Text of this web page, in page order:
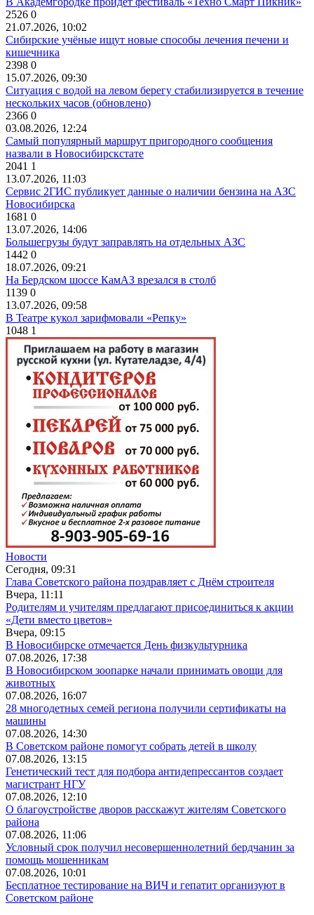
2526 0
21.07.2026, 10:02
Сибирские учёные ищут новые способы лечения печени и
кишечника
2398 0
15.07.2026, 09:30
Ситуация с водой на левом берегу стабилизируется в течение
нескольких часов (обновлено)
2366 0
03.08.2026, 12:24
Самый популярный маршрут пригородного сообщения
назвали в Новосибирскстате
2041 1
13.07.2026, 11:03
Сервис 2ГИС публикует данные о наличии бензина на АЗС
Новосибирска
1681 0
13.07.2026, 14:06
Большегрузы будут заправлять на отдельных АЗС
1442 0
18.07.2026, 09:21
На Бердском шоссе КамАЗ врезался в столб
1139 0
13.07.2026, 09:58
В Театре кукол зарифмовали «Репку»
1048 1
Новости
Сегодня, 09:31
Глава Советского района поздравляет с Днём строителя
Вчера, 11:11
Родителям и учителям предлагают присоединиться к акции
«Дети вместо цветов»
Вчера, 09:15
В Новосибирске отмечается День физкультурника
07.08.2026, 17:38
В Новосибирском зоопарке начали принимать овощи для
животных
07.08.2026, 16:07
28 многодетных семей региона получили сертификаты на
машины
07.08.2026, 14:30
В Советском районе помогут собрать детей в школу
07.08.2026, 13:15
Генетический тест для подбора антидепрессантов создает
магистрант НГУ
07.08.2026, 12:10
О благоустройстве дворов расскажут жителям Советского
района
07.08.2026, 11:06
Условный срок получил несовершеннолетний бердчанин за
помощь мошенникам
07.08.2026, 10:01
Бесплатное тестирование на ВИЧ и гепатит организуют в
Советском районе